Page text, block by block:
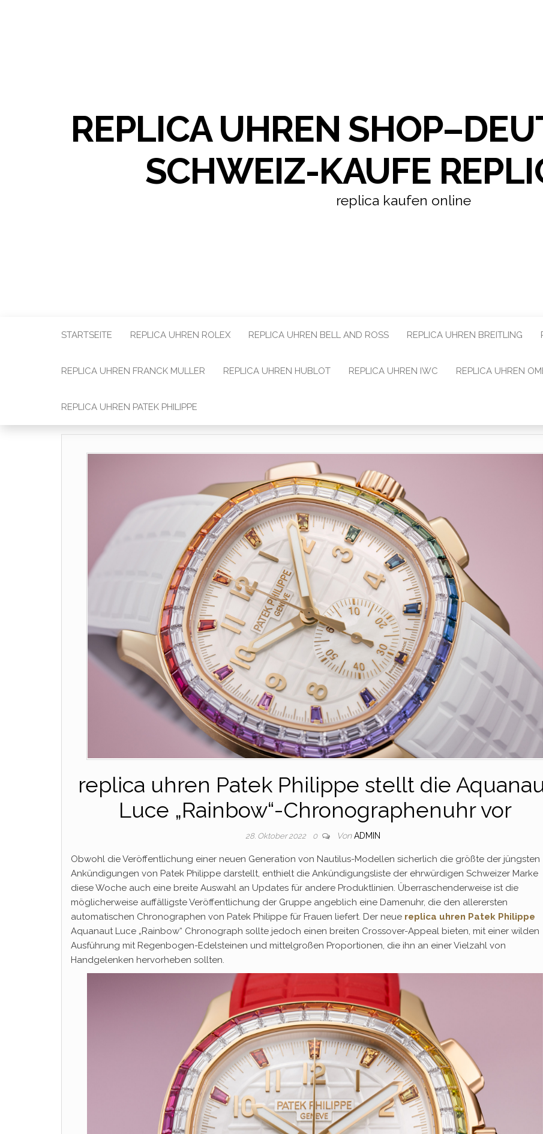
REPLICA UHREN
SCHWEIZ-KAUFE
replica kaufen online
STARTSEITE REPLICA UHREN ROLEX REPLICA UHREN BELL AND ROSS REPLICA UHREN BREITLING
REPLICA UHREN FRANCK MULLER REPLICA UHREN HUBLOT REPLICA UHREN IWC REPLICA UHREN
REPLICA UHREN PATEK PHILIPPE
replica uhren Patek Philippe stellt die
Luce „Rainbow“-Chronographenuhr vor
28. Oktober 2022 0 Von ADMIN
Obwohl die Veröffentlichung einer neuen Generation von Nautilus-Modellen sicherlich die größte der jüngsten
Ankündigungen von Patek Philippe darstellt, enthielt die Ankündigungsliste der ehrwürdigen Schweizer Marke
diese Woche auch eine breite Auswahl an Updates für andere Produktlinien. Überraschenderweise ist die
möglicherweise auffälligste Veröffentlichung der Gruppe angeblich eine Damenuhr, die den allerersten
automatischen Chronographen von Patek Philippe für Frauen liefert. Der neue replica uhren Patek Philippe
Aquanaut Luce „Rainbow“ Chronograph sollte jedoch einen breiten Crossover-Appeal bieten, mit einer wilden
Ausführung mit Regenbogen-Edelsteinen und mittelgroßen Proportionen, die ihn an einer Vielzahl von
Handgelenken hervorheben sollten.